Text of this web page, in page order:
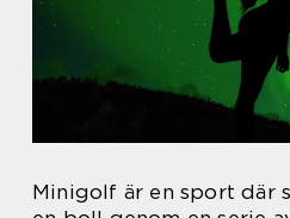
Minigolf är en sport där